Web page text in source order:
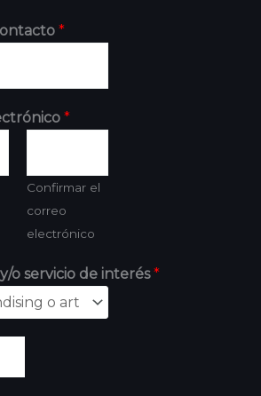
*
*
Confirmar el
correo
electrónico
o servicio de interés*